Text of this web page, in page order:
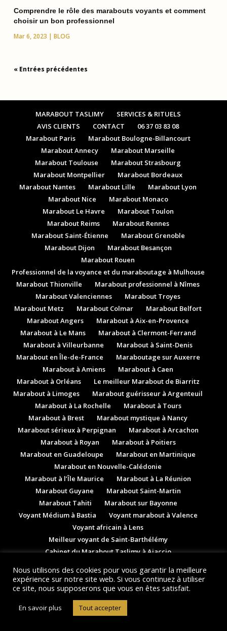
Comprendre le rôle des marabouts voyants et comment
choisir un bon professionnel
Mar 6, 2023 | BLOG
« Entrées précédentes
MARABOUT TASLIMY
SERVICES & RITUELS
AVIS CLIENTS
CONTACT
06 37 03 83 08
Marabout Paris
Marabout Boulogne-Billancourt
Marabout Annecy
Marabout Marseille
Marabout Toulouse
Marabout Strasbourg
Marabout Montpellier
Marabout Bordeaux
Marabout Nantes
Marabout Lille
Marabout Lyon
Marabout Nice
Marabout Monaco
Marabout Le Havre
Marabout Toulon
Marabout Reims
Marabout Rennes
Marabout Saint-Étienne
Marabout Grenoble
Marabout Dijon
Marabout Besançon
Marabout Rouen
Professionnel de la voyance et du maraboutage à Mulhouse
Marabout Thionville
Marabout professionnel à Nîmes
Marabout Valenciennes
Marabout Troyes
Marabout Metz
Marabout Colmar
Marabout Belfort
Marabout Angers
Marabout à Aix-en-Provence
Marabout à Le Mans
Marabout à Clermont-Ferrand
Marabout à Villeurbanne
Marabout à Saint-Denis
Marabout en Île-de-France
Maraboutage sur Auxerre
Marabout à Amiens
Marabout à Caen
Marabout à Orléans
Le meilleur Marabout de Biarritz
Marabout à Limoges
Marabout guérisseur à Argenteuil
Marabout à La Rochelle
Marabout à Tours
Marabout à Brest
Marabout mystique à Nancy
Marabout sérieux à Perpignan
Marabout à Arcachon
Marabout à Royan
Marabout à Poitiers
Marabout en Guadeloupe
Marabout en Martinique
Marabout en Nouvelle-Calédonie
Marabout à l’Île Maurice
Marabout à La Réunion
Marabout Guyane
Marabout Saint-Martin
Marabout Tahiti
Marabout sur Bayonne
Voyant Médium à Bastia
Voyant marabout à Valence
Voyant africain à Lens
Meilleur voyant de Saint-Barthélémy
Cabinet du Marabout Taslimy à Ajaccio
Le meilleur marabout de Roubaix
Marabout professionnel à Avignon
Grand marabout à Niort
Marabout Voyant à Angoulême
Spécialiste des Arts divinatoires à Oyonnax
Nous utilisons des cookies pour vous garantir la meilleure
expérience sur notre site web. Si vous continuez à utiliser
ce site, nous supposerons que vous en êtes satisfait.
En savoir plus Tout accepter